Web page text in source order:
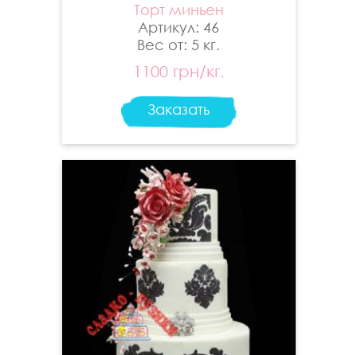
Торт миньен
Артикул: 46
Вес от: 5 кг.
1100 грн/кг.
Заказать